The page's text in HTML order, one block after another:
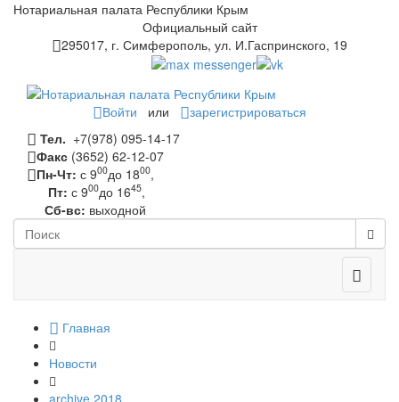
Нотариальная палата Республики Крым
Официальный сайт
295017, г. Симферополь, ул. И.Гаспринского, 19
Войти или
зарегистрироваться
Тел. +7(978) 095-14-17
Факс (3652) 62-12-07
Пн-Чт: с 900до 1800,
Пт: с 900до 1645,
Сб-вс: выходной
Toggle
Главная
Новости
archive 2018